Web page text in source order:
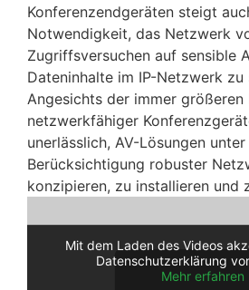
Konferenzendgeräten steigt
Notwendigkeit, das Netzwerk
Zugriffsversuchen auf sensible
Dateninhalte im IP-Netzwerk zu
Angesichts der immer größeren
netzwerkfähiger
unerlässlich, AV-Lösungen
Berücksichtigung robuster
konzipieren, zu installieren und
Mit dem Laden des Videos
Datenschutzerklärung
Mehr erfahren